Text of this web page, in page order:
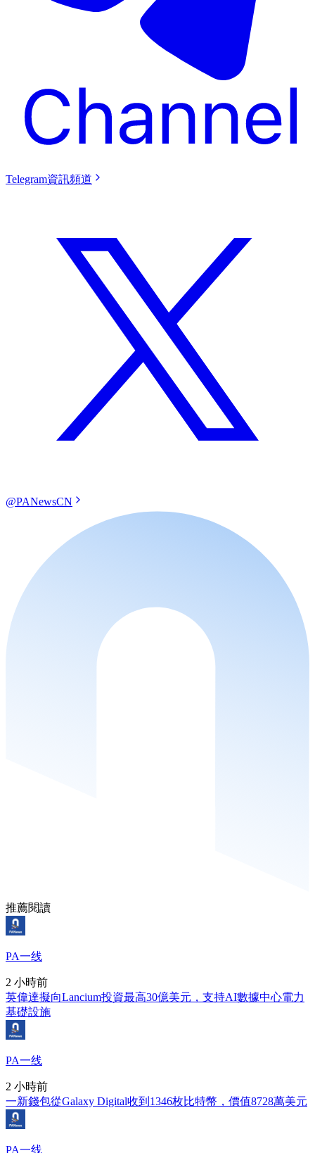
Telegram資訊頻道
@PANewsCN
推薦閱讀
PA一线
2 小時前
英偉達擬向Lancium投資最高30億美元，支持AI數據中心電力
基礎設施
PA一线
2 小時前
一新錢包從Galaxy Digital收到1346枚比特幣，價值8728萬美元
PA一线